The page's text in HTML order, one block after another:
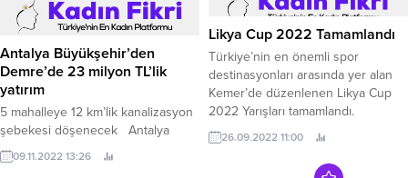
enerji krizine neden oluyor.
Antalya Büyükşehir’den
Demre’de 23 milyon TL’lik
yatırım
5 mahalleye 12 km’lik kanalizasyon
şebekesi döşenecek Antalya
Büyükşehir Belediyesi ASAT Genel
Müdürlüğü, Demre’de nüfusu her
09.11.2022 13:26
Likya Cup 2022 Tamamlandı
Türkiye’nin en önemli spor
destinasyonları arasında yer alan
Kemer’de düzenlenen Likya Cup
2022 Yarışları tamamlandı.
26.09.2022 11:00